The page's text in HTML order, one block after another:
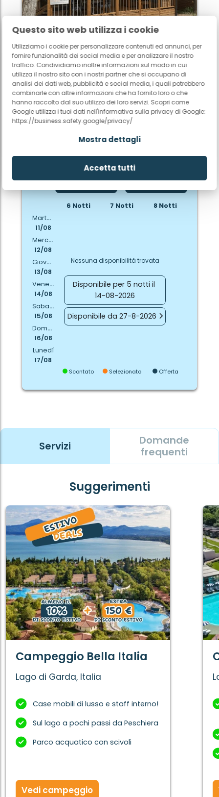
Questo sito web utilizza i cookie
Utilizziamo i cookie per personalizzare contenuti ed annunci, per
fornire funzionalità dei social media e per analizzare il nostro
traffico. Condividiamo inoltre informazioni sul modo in cui
utilizza il nostro sito con i nostri partner che si occupano di
analisi dei dati web, pubblicità e social media, i quali potrebbero
combinarle con altre informazioni che ha fornito loro o che
hanno raccolto dal suo utilizzo dei loro servizi. Scopri come
Google utilizza i tuoi dati nell'informativa sulla privacy di Google:
https://business.safety.google/privacy/
Mostra dettagli
Accetta tutti
Nostri alloggi
Estivo Premium Deluxe
6 35 m² 3
Maggiori info
La settimana
prima
La settimana
6 Notti 7 Notti 8 Notti
Martedí
11/08
Mercoledí
12/08
Giovedí
13/08
Venerdí
14/08
Sabato
15/08
Domenica
16/08
Lunedí
17/08
Nessuna disponibilità trovata
Disponibile per 5 notti il
14-08-2026
Disponibile da 27-8-2026
Scontato Selezionato Offerta
Servizi
Domande
frequenti
Suggerimenti
Campeggio Bella Italia
Lago di Garda, Italia
Case mobili di lusso e staff interno!
Sul lago a pochi passi da Peschiera
Parco acquatico con scivoli
Vedi campeggio